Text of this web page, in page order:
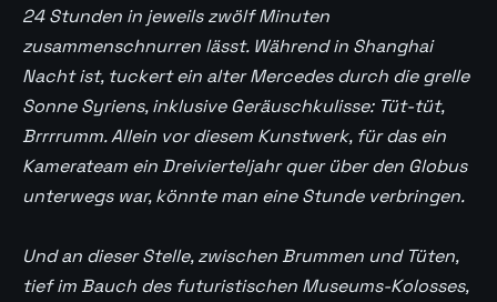
24 Stunden in jeweils zwölf Minuten
zusammenschnurren lässt. Während in Shanghai
Nacht ist, tuckert ein alter Mercedes durch die grelle
Sonne Syriens, inklusive Geräuschkulisse: Tüt-tüt,
Brrrrumm. Allein vor diesem Kunstwerk, für das ein
Kamerateam ein Dreivierteljahr quer über den Globus
unterwegs war, könnte man eine Stunde verbringen.
Und an dieser Stelle, zwischen Brummen und Tüten,
tief im Bauch des futuristischen Museums-Kolosses,